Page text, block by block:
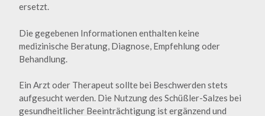
ersetzt.
Die gegebenen Informationen enthalten keine
medizinische Beratung, Diagnose, Empfehlung oder
Behandlung.
Ein Arzt oder Therapeut sollte bei Beschwerden stets
aufgesucht werden. Die Nutzung des Schüßler-Salzes bei
gesundheitlicher Beeinträchtigung ist ergänzend und